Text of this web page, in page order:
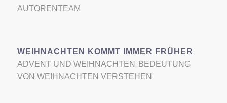
AUTORENTEAM
WEIHNACHTEN KOMMT IMMER FRÜHER
ADVENT UND WEIHNACHTEN , BEDEUTUNG
VON WEIHNACHTEN VERSTEHEN